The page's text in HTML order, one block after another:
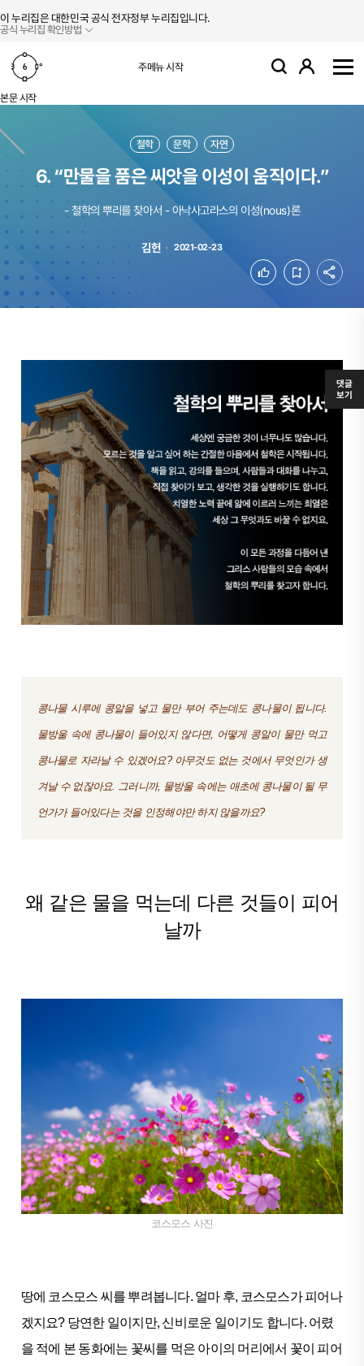
이 누리집은 대한민국 공식 전자정부 누리집입니다.
공식 누리집 확인방법
주메뉴 시작 검색 로그인
본문 시작
철학 문학 자연
6. “만물을 품은 씨앗을 이성이 움직이다.”
- 철학의 뿌리를 찾아서 - 아낙사고라스의 이성(nous)론
김헌 2021-02-23
좋아요 북마크
콩나물 시루에 콩알을 넣고 물만 부어 주는데도 콩나물이 됩니다.
물방울 속에 콩나물이 들어있지 않다면, 어떻게 콩알이 물만 먹고
콩나물로 자라날 수 있겠어요? 아무것도 없는 것에서 무엇인가 생
겨날 수 없잖아요. 그러니까, 물방울 속에는 애초에 콩나물이 될 무
언가가 들어있다는 것을 인정해야만 하지 않을까요?
왜 같은 물을 먹는데 다른 것들이 피어
날까
코스모스 사진
땅에 코스모스 씨를 뿌려봅니다. 얼마 후, 코스모스가 피어나
겠지요? 당연한 일이지만, 신비로운 일이기도 합니다. 어렸
을 적에 본 동화에는 꽃씨를 먹은 아이의 머리에서 꽃이 피어
댓글
보기